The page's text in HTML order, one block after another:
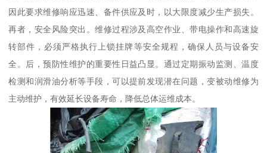
因此要求维修响应迅速、备件供应及时，以大限度减少生产损失。
再者，安全风险突出。维修过程涉及高空作业、带电操作和高速旋
转部件，必须严格执行上锁挂牌等安全规程，确保人员与设备安
全。后，预防性维护的重要性日益凸显。通过定期振动监测、温度
检测和润滑油分析等手段，可以提前发现潜在问题，变被动维修为
主动维护，有效延长设备寿命，降低总体运维成本。